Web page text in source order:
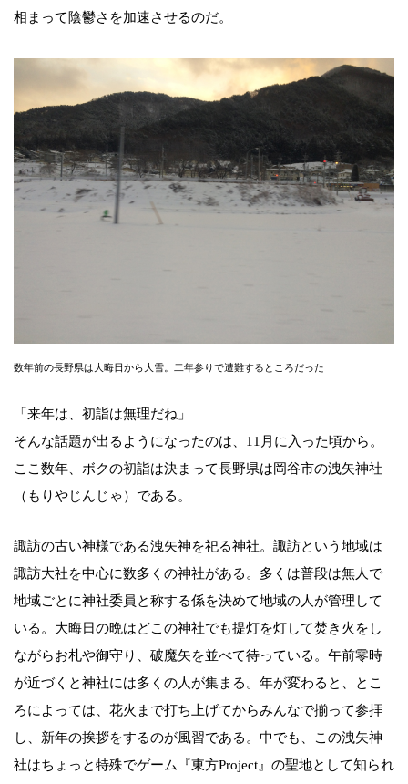
相まって陰鬱さを加速させるのだ。
数年前の長野県は大晦日から大雪。二年参りで遭難するところだった
「来年は、初詣は無理だね」
そんな話題が出るようになったのは、11月に入った頃から。
ここ数年、ボクの初詣は決まって長野県は岡谷市の洩矢神社
（もりやじんじゃ）である。
諏訪の古い神様である洩矢神を祀る神社。諏訪という地域は
諏訪大社を中心に数多くの神社がある。多くは普段は無人で
地域ごとに神社委員と称する係を決めて地域の人が管理して
いる。大晦日の晩はどこの神社でも提灯を灯して焚き火をし
ながらお札や御守り、破魔矢を並べて待っている。午前零時
が近づくと神社には多くの人が集まる。年が変わると、とこ
ろによっては、花火まで打ち上げてからみんなで揃って参拝
し、新年の挨拶をするのが風習である。中でも、この洩矢神
社はちょっと特殊でゲーム『東方Project』の聖地として知られ